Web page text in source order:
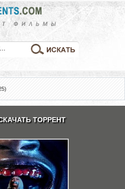
ТОРРЕНТ